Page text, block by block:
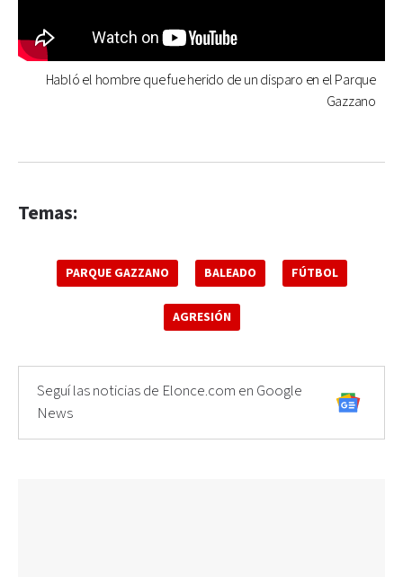
Habló el hombre que fue herido de un disparo en el Parque
Gazzano
Temas:
PARQUE GAZZANO BALEADO FÚTBOL
AGRESIÓN
Seguí las noticias de Elonce.com en Google
News